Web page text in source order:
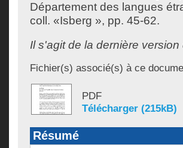
Département des langues
coll. «Isberg », pp. 45-62.
Il s'agit de la dernière
Fichier(s) associé(s) à ce
PDF
Télécharger (215kB)
Résumé